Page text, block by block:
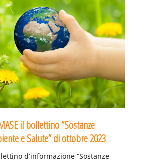
il bollettino “Sostanze
e Salute” di ottobre 2023
d’informazione “Sostanze